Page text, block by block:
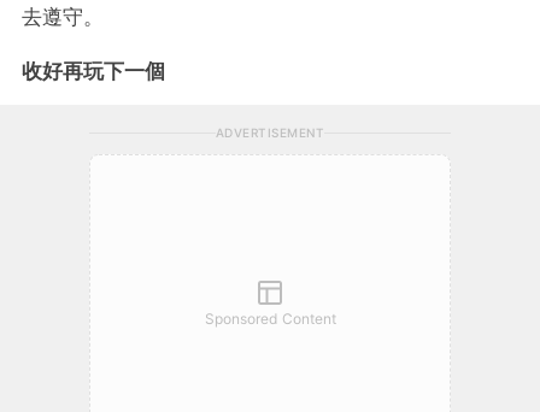
去遵守。
收好再玩下一個
ADVERTISEMENT
Sponsored Content